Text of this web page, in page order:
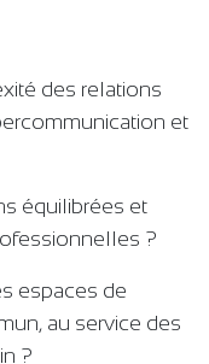
des relations
et
équilibrées et
?
espaces de
au service des
?